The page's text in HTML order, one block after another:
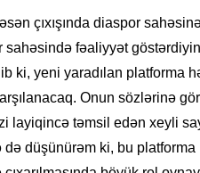
çıxışında diaspor
fəaliyyət
ki, yeni yaradılan platforma
Onun sözlərinə
layiqincə təmsil edən xeyli
də düşünürəm ki, bu